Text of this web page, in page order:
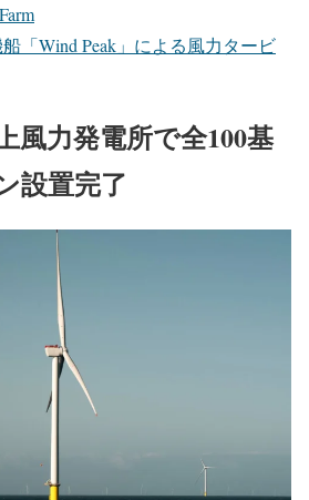
船「Wind Peak」による風力タービ
風力発電所で全100基
設置完了